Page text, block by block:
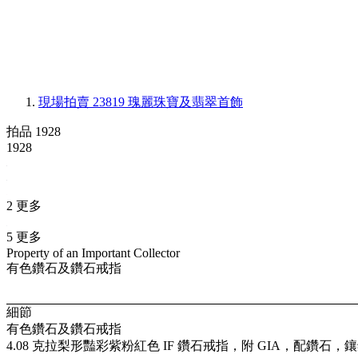
現場拍賣 23819 瑰麗珠寶及翡翠首飾
拍品 1928
1928
2 更多
5 更多
Property of an Important Collector
有色鑽石及鑽石戒指
細節
有色鑽石及鑽石戒指
4.08 克拉梨形豔彩紫粉紅色 IF 鑽石戒指，附 GIA，配鑽石，